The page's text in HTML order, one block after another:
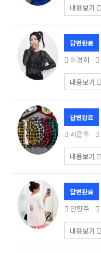
내용보기
답변완료
이경희
내용보기
답변완료
서은주
내용보기
답변완료
안향주
내용보기